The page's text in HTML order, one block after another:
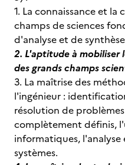
1. La connaissance et
champs de sciences
d'analyse et de
2. L'aptitude à mobiliser
des grands champs
3. La maîtrise des
l'ingénieur :
résolution de
complètement définis,
informatiques,
systèmes.